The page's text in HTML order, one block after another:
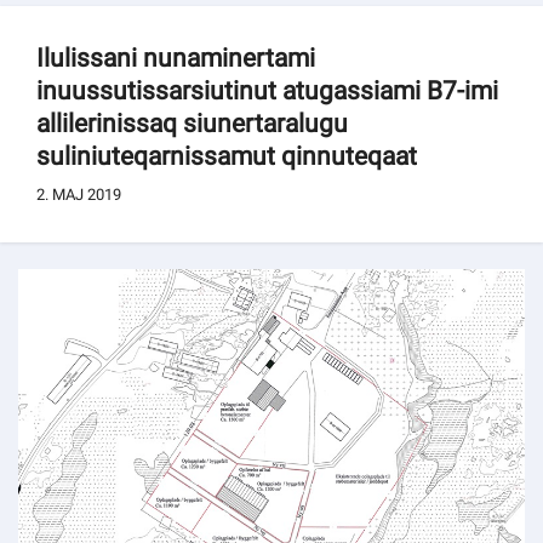
Tassaarsuaq
sullissivik.gl
Kommuni pillugu paasissutissat
Ilulissani nunaminertami
inuussutissarsiutinut atugassiami B7-imi
allilerinissaq siunertaralugu
suliniuteqarnissamut qinnuteqaat
2. MAJ 2019